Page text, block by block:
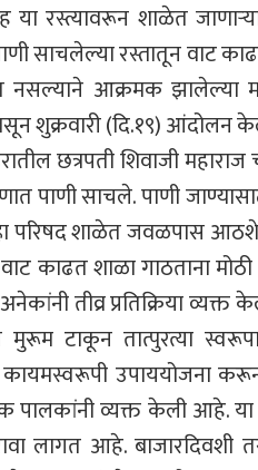
या रस्त्यावरून शाळेत
साचलेल्या रस्तातून वाट
नसल्याने आक्रमक झालेल्या
शुक्रवारी (दि.१९) आंदोलन
छत्रपती शिवाजी
पाणी साचले. पाणी
परिषद शाळेत जवळपास आठशे
काढत शाळा गाठताना
तीव्र प्रतिक्रिया
मुरूम टाकून तात्पुरत्या
उपाययोजना करून
पालकांनी व्यक्त केली आहे. या
लागत आहे. बाजारदिवशी